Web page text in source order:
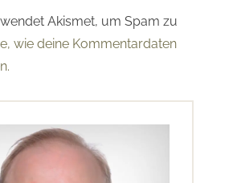
Akismet, um Spam zu
wie deine Kommentardaten